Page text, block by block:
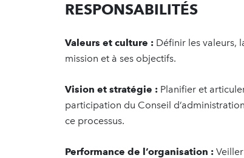
RESPONSABILITÉS
Valeurs et culture : Définir les valeurs,
mission et à ses objectifs.
Vision et stratégie : Planifier et
participation du Conseil
ce processus.
Performance de l’organisation :